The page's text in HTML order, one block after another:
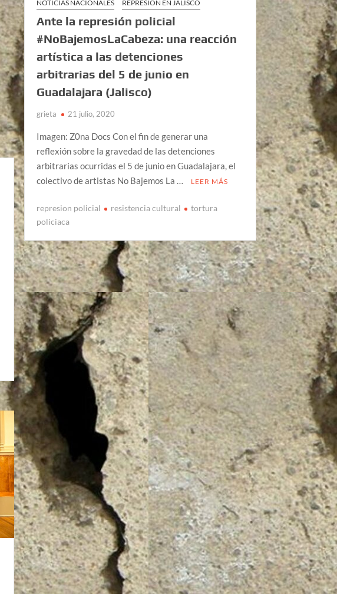
NOTICIAS NACIONALES
REPRESIÓN EN JALISCO
Ante la represión policial
#NoBajemosLaCabeza: una reacción
artística a las detenciones
arbitrarias del 5 de junio en
Guadalajara (Jalisco)
grieta 21 julio, 2020
Imagen: Z0na Docs Con el fin de generar una
reflexión sobre la gravedad de las detenciones
arbitrarias ocurridas el 5 de junio en Guadalajara, el
colectivo de artistas No Bajemos La …
LEER MÁS
represion policial resistencia cultural
tortura
policiaca